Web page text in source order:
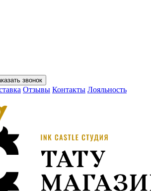
звонок
Отзывы Контакты Лояльность